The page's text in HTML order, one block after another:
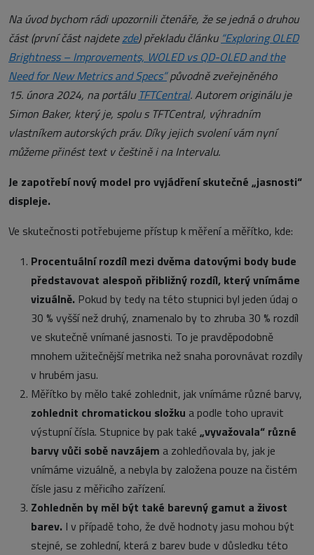
Na úvod bychom rádi upozornili čtenáře, že se jedná o druhou
část (první část najdetezde) překladu článku “Exploring OLED
Brightness – Improvements, WOLED vs QD-OLED and the
Need for New Metrics and Specs”původně zveřejněného
15. února 2024, na portálu TFTCentral. Autorem originálu je
Simon Baker, který je, spolu s TFTCentral, výhradním
vlastníkem autorských práv. Díky jejich svolení vám nyní
můžeme přinést text v češtině i na Intervalu.
Je zapotřebí nový model pro vyjádření skutečné „jasnosti“
displeje.
Ve skutečnosti potřebujeme přístup k měření a měřítko, kde:
Procentuální rozdíl mezi dvěma datovými body bude
představovat alespoň přibližný rozdíl, který vnímáme
vizuálně. Pokud by tedy na této stupnici byl jeden údaj o
30 % vyšší než druhý, znamenalo by to zhruba 30 % rozdíl
ve skutečně vnímané jasnosti. To je pravděpodobně
mnohem užitečnější metrika než snaha porovnávat rozdíly
v hrubém jasu.
Měřítko by mělo také zohlednit, jak vnímáme různé barvy,
zohlednit chromatickou složku a podle toho upravit
výstupní čísla. Stupnice by pak také „vyvažovala“ různé
barvy vůči sobě navzájem a zohledňovala by, jak je
vnímáme vizuálně, a nebyla by založena pouze na čistém
čísle jasu z měřicího zařízení.
Zohledněn by měl být také barevný gamut a živost
barev. I v případě toho, že dvě hodnoty jasu mohou být
stejné, se zohlední, která z barev bude v důsledku této